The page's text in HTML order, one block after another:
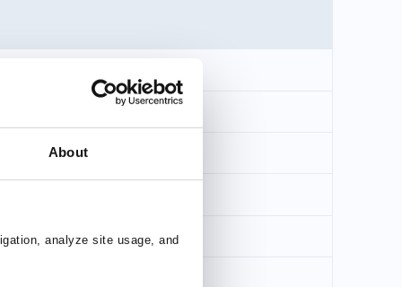
About
analyze site usage, and
Kit